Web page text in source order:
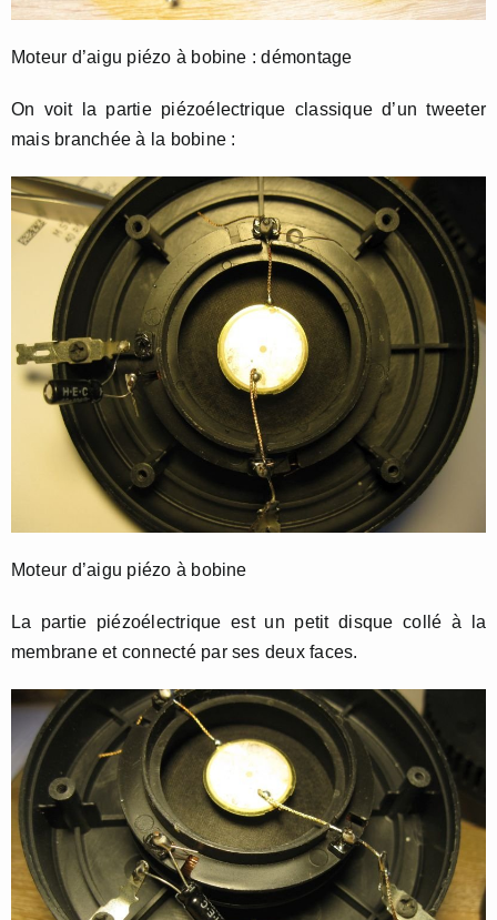
Moteur d’aigu piézo à bobine : démontage
On voit la partie piézoélectrique classique d’un tweeter
mais branchée à la bobine :
Moteur d’aigu piézo à bobine
La partie piézoélectrique est un petit disque collé à la
membrane et connecté par ses deux faces.